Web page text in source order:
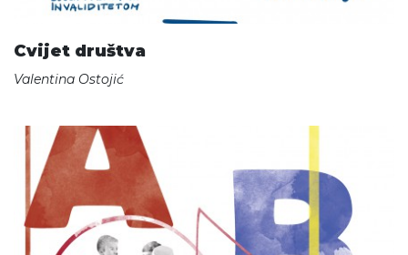
Cvijet društva
Valentina Ostojić